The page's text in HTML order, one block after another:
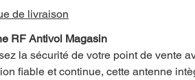
de livraison
RF Antivol Magasin
la sécurité de votre point de vente
fiable et continue, cette antenne